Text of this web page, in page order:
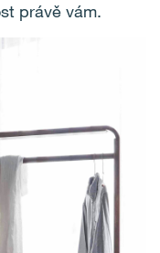
právě vám.